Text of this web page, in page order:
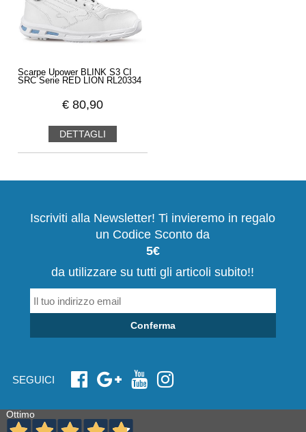
Scarpe Upower BLINK S3 CI
SRC Serie RED LION RL20334
€ 80,90
DETTAGLI
Iscriviti alla Newsletter! Ti invieremo in regalo
un Codice Sconto da
5€
da utilizzare su tutti gli articoli subito!!
Conferma
SEGUICI
Ottimo